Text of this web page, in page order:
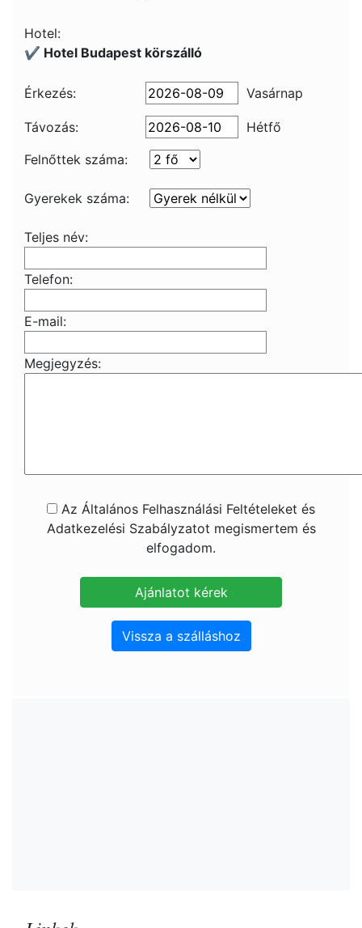
Hotel:
✔️ Hotel Budapest körszálló
Érkezés: Vasárnap
Távozás:
Hétfő
Felnőttek száma:
Gyerekek száma:
Teljes név:
Telefon:
E-mail:
Megjegyzés:
Az Általános Felhasználási Feltételeket és
Adatkezelési Szabályzatot megismertem és
elfogadom.
Vissza a szálláshoz